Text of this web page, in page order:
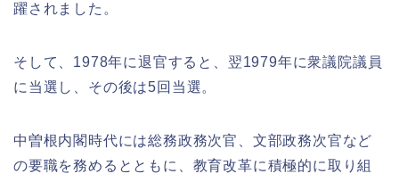
躍されました。
そして、1978年に退官すると、翌1979年に衆議院議員
に当選し、その後は5回当選。
中曽根内閣時代には総務政務次官、文部政務次官など
の要職を務めるとともに、教育改革に積極的に取り組